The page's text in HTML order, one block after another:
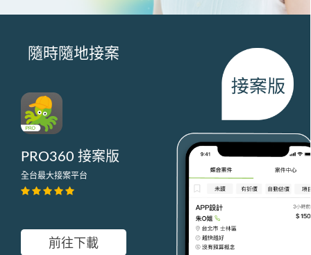
隨時隨地接案
PRO360 接案版
全台最大接案平台
前往下載